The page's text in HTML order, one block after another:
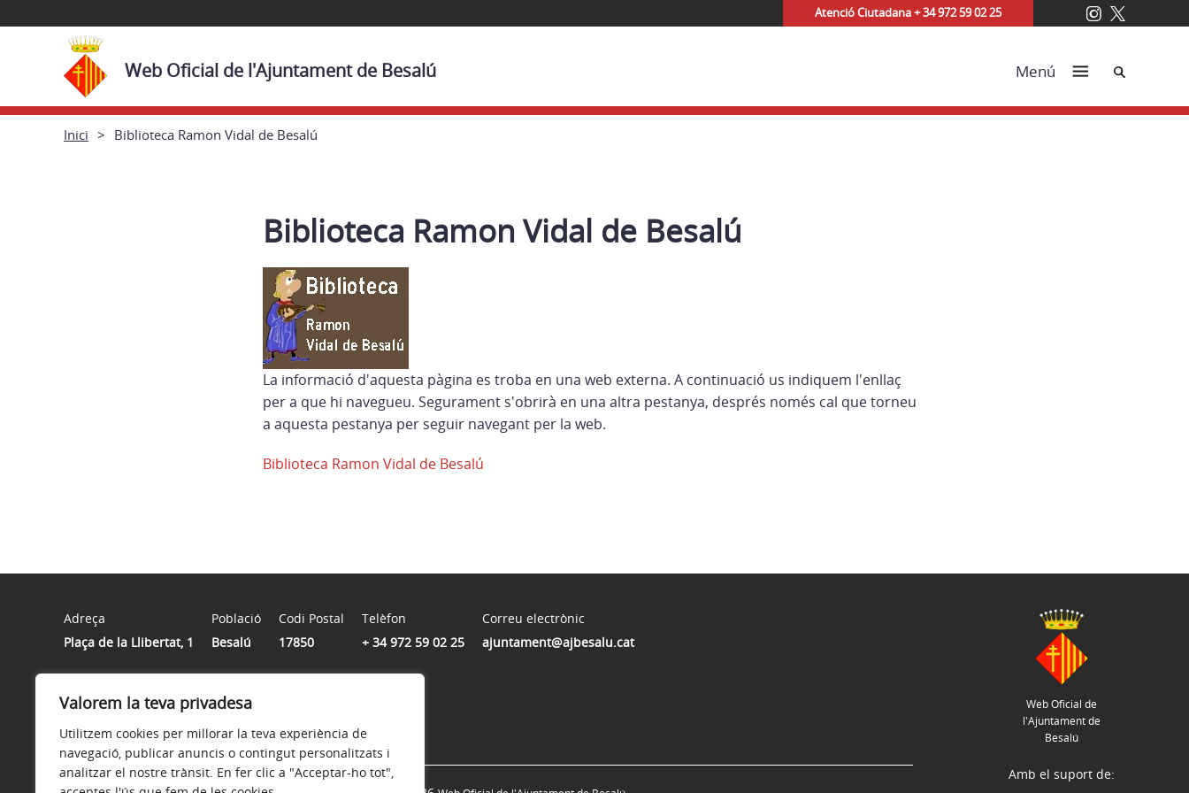
Valorem la teva privadesa
Utilitzem cookies per millorar la teva experiència de
navegació, publicar anuncis o contingut personalitzats i
analitzar el nostre trànsit. En fer clic a "Acceptar-ho tot",
Atenció Ciutadana + 34 972 59 02 25
Web Oficial de l'Ajuntament de Besalú Menú Cerca
Inici Biblioteca Ramon Vidal de Besalú
Biblioteca Ramon Vidal de Besalú
La informació d'aquesta pàgina es troba en una web externa. A continuació us indiquem l'enllaç
per a que hi navegueu. Segurament s'obrirà en una altra pestanya, després només cal que torneu
a aquesta pestanya per seguir navegant per la web.
Biblioteca Ramon Vidal de Besalú
Adreça
Plaça de la Llibertat, 1
Població
Besalú
Codi Postal
17850
Telèfon
+ 34 972 59 02 25
Correu electrònic
ajuntament@ajbesalu.cat
Horari
Web Oficial de
l'Ajuntament de
Besalú
Amb el suport de: